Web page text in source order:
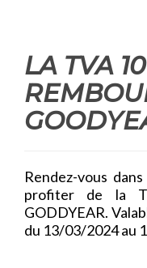
LA TVA
Rendez-vous
profiter de la
GODDYEAR.
du 13/03/2024 au